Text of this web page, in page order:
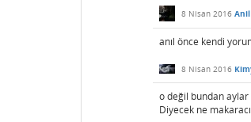
8 Nisan 2016 Anil
anıl önce kendi
8 Nisan 2016
o değil bundan aylar
Diyecek ne